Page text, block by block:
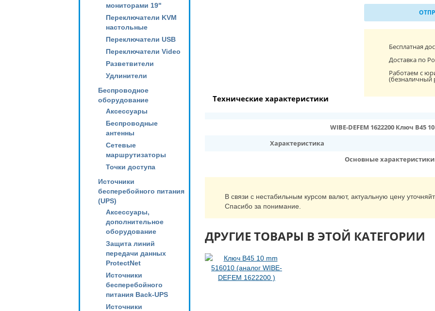
мониторами 19"
Переключатели KVM
настольные
Переключатели USB
Переключатели Video
Разветвители
Удлинители
Беспроводное
оборудование
Аксессуары
Беспроводные
антенны
Сетевые
маршрутизаторы
Точки доступа
Источники
бесперебойного питания
(UPS)
Аксессуары,
дополнительное
оборудование
Защита линий
передачи данных
ProtectNet
Источники
бесперебойного
питания Back-UPS
Источники
Бесплатная
Доставка по
Работаем с
(безналичный
Технические характеристики
WIBE-DEFEM 1622200 Ключ B45
Характеристика
Основные характеристики
В связи с нестабильным курсом валют, актуальную цену
Спасибо за понимание.
ДРУГИЕ ТОВАРЫ В ЭТОЙ КАТЕГОРИИ